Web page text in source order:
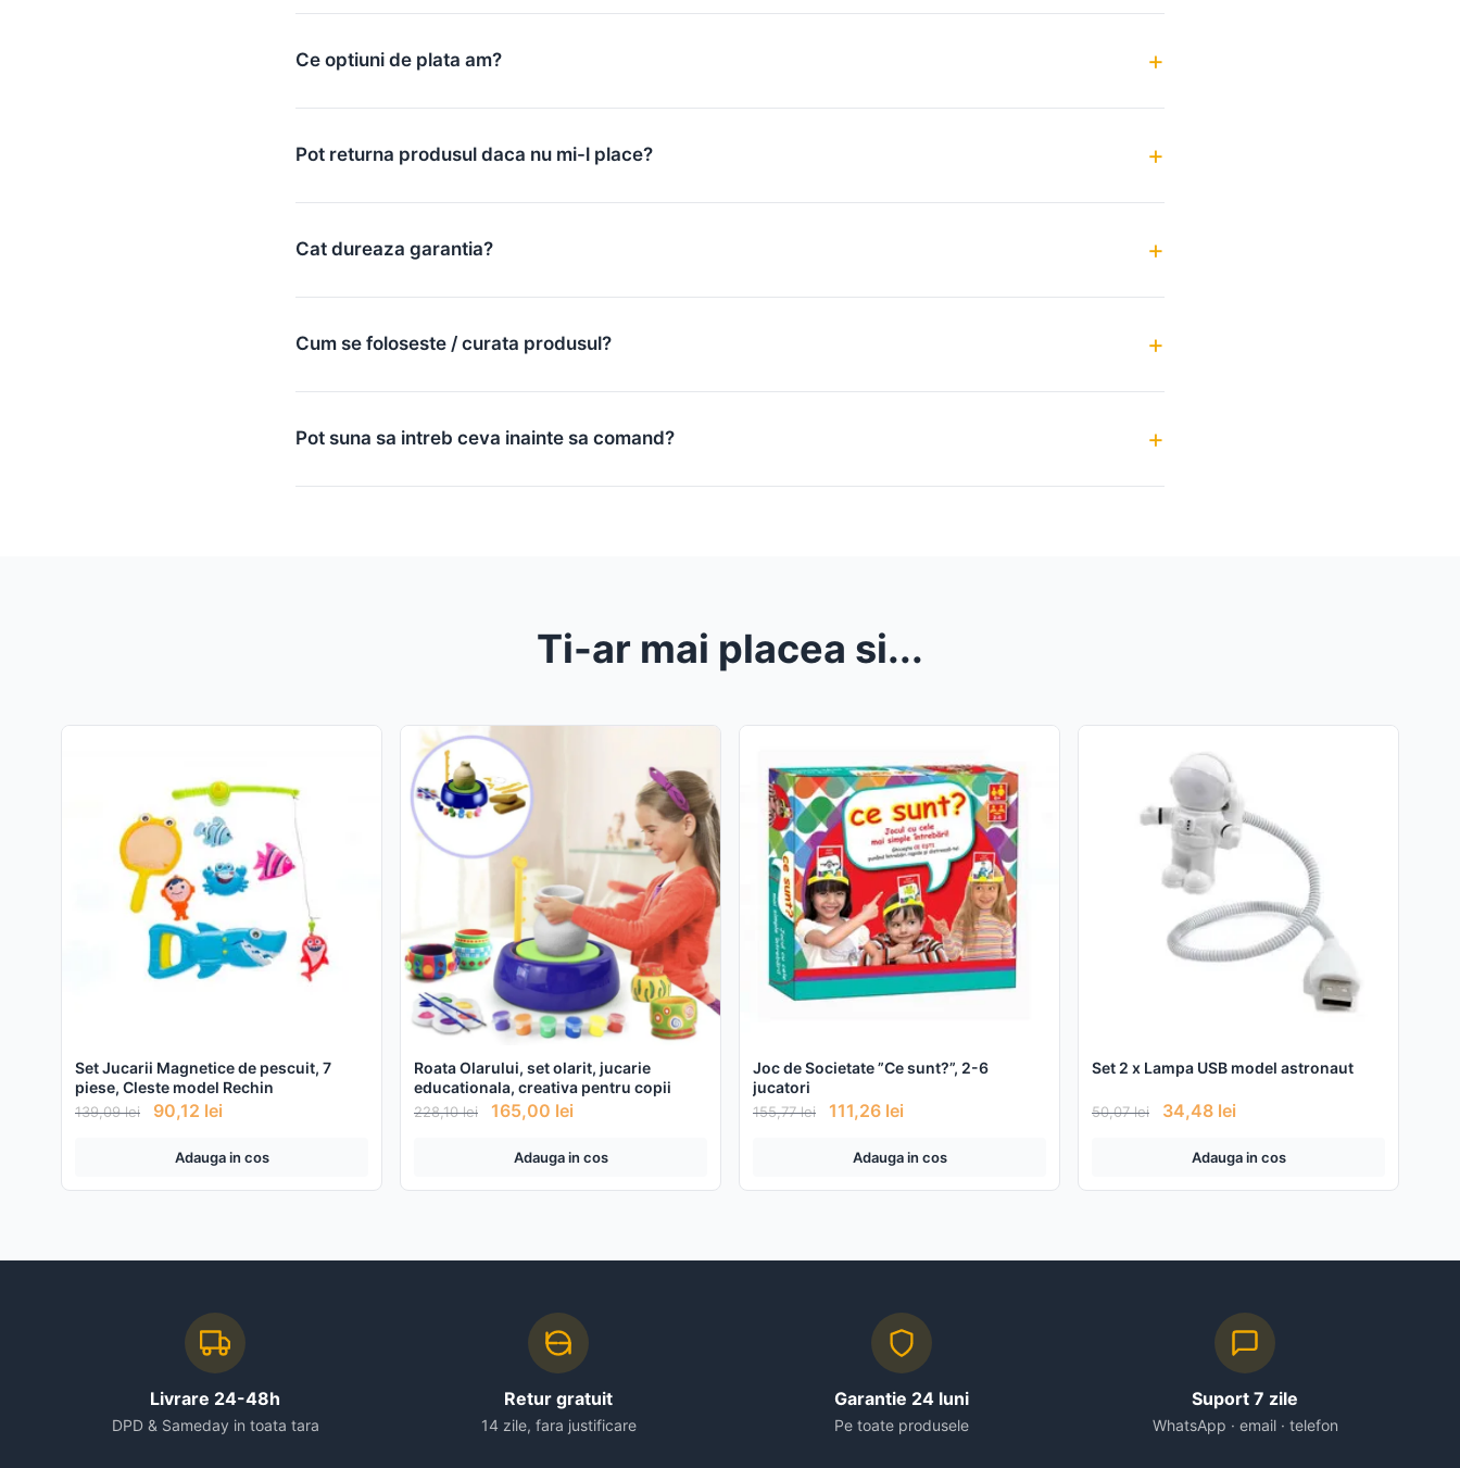
Ce optiuni de plata am?
Pot returna produsul daca nu mi-l place?
Cat dureaza garantia?
Cum se foloseste / curata produsul?
Pot suna sa intreb ceva inainte sa comand?
Ti-ar mai placea si...
Set Jucarii Magnetice de pescuit, 7
piese, Cleste model Rechin
139,09lei 90,12 lei
Adauga in cos
Roata Olarului, set olarit, jucarie
educationala, creativa pentru copii
228,10lei 165,00 lei
Adauga in cos
Joc de Societate ”Ce sunt?”, 2-6
jucatori
155,77lei 111,26 lei
Adauga in cos
Set 2 x Lampa USB model astronaut
50,07lei 34,48 lei
Adauga in cos
Livrare 24-48h
DPD & Sameday in toata tara
Retur gratuit
14 zile, fara justificare
Garantie 24 luni
Pe toate produsele
Suport 7 zile
WhatsApp · email · telefon